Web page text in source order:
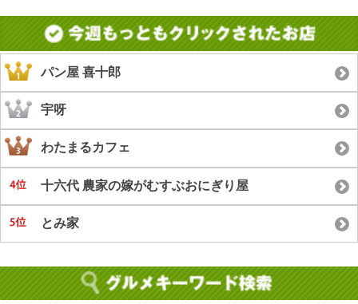
パン屋 喜十郎
宇呀
わたまるカフェ
十六代 農家の嫁がむすぶおにぎり屋
とみ家